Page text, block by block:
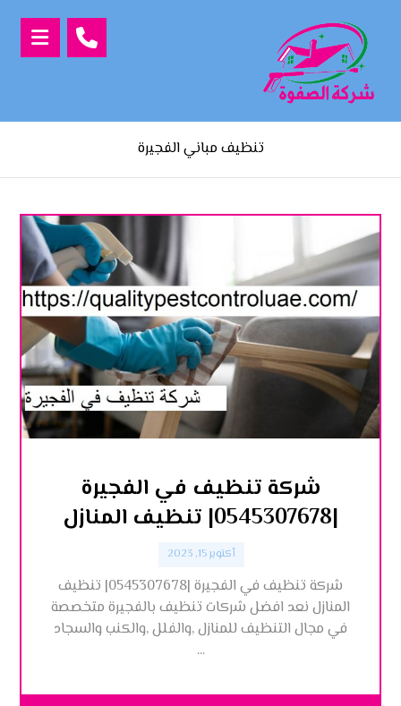
تنظيف مباني الفجيرة
شركة تنظيف في الفجيرة
|0545307678| تنظيف المنازل
أكتوبر 15, 2023
شركة تنظيف في الفجيرة |0545307678| تنظيف
المنازل نعد افضل شركات تنظيف بالفجيرة متخصصة
في مجال التنظيف للمنازل ,والفلل ,والكنب والسجاد
...